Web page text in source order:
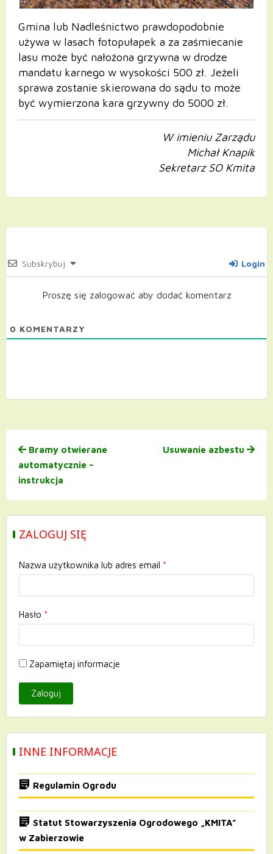
Gmina lub Nadleśnictwo prawdopodobnie
używa w lasach fotopułapek a za zaśmiecanie
lasu może być nałożona grzywna w drodze
mandatu karnego w wysokości 500 zł. Jeżeli
sprawa zostanie skierowana do sądu to może
być wymierzona kara grzywny do 5000 zł.
W imieniu Zarządu
Michał Knapik
Sekretarz SO Kmita
Subskrybuj Login
Proszę się zalogować aby dodać komentarz
0 KOMENTARZY
Nawigacja
wpisu
Bramy otwierane
automatycznie –
instrukcja
Usuwanie azbestu
ZALOGUJ SIĘ
Nazwa użytkownika lub adres email *
Hasło *
Zapamiętaj informacje
INNE INFORMACJE
Regulamin Ogrodu
Statut Stowarzyszenia Ogrodowego „KMITA”
w Zabierzowie